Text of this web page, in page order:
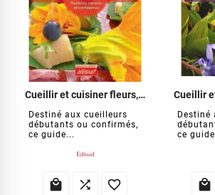
Cueillir et cuisiner fleurs, fruits et graines sauvages
Destiné aux cueilleurs
débutants ou confirmés,
ce guide...
  
Destiné
ce
